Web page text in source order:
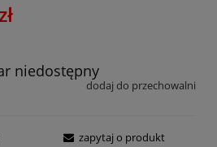
niedostępny
dodaj do przechowalni
zapytaj o produkt